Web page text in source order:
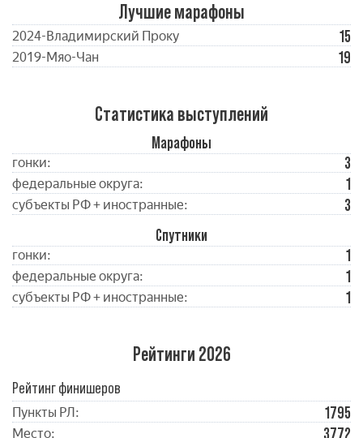
Лучшие марафоны
2024-Владимирский Проку 15
2019-Мяо-Чан 19
Статистика выступлений
Марафоны
гонки: 3
федеральные округа: 1
субъекты РФ + иностранные:
3
Спутники
гонки: 1
федеральные округа: 1
субъекты РФ + иностранные: 1
Рейтинги 2026
Рейтинг финишеров
Пункты РЛ: 1795
Место: 3772